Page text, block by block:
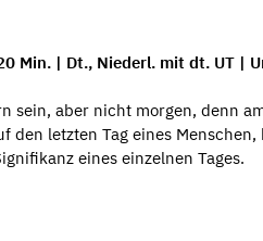
Min. | Dt., Niederl. mit dt. UT |
sein, aber nicht morgen, denn
letzten Tag eines
eines einzelnen Tages.